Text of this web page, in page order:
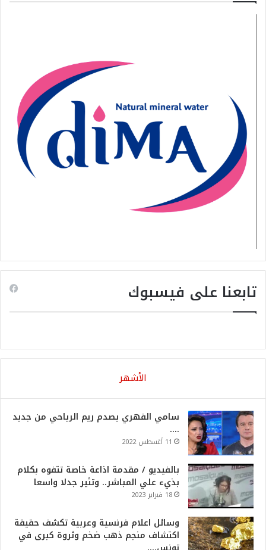
تابعنا على فيسبوك
الأشهر
سامي الفهري يصدم ريم الرياحي من جديد
….
11 أغسطس 2022
بالفيديو / مقدمة اذاعة خاصة تتفوه بكلام
بذيء علي المباشر.. وتثير جدلا واسعا
18 فبراير 2023
وسائل اعلام فرنسية وعربية تكشف حقيقة
اكتشاف منجم ذهب ضخم وثروة كبرى في